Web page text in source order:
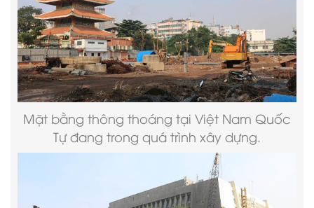
Mặt bằng thông thoáng tại Việt Nam Quốc
Tự đang trong quá trình xây dựng.